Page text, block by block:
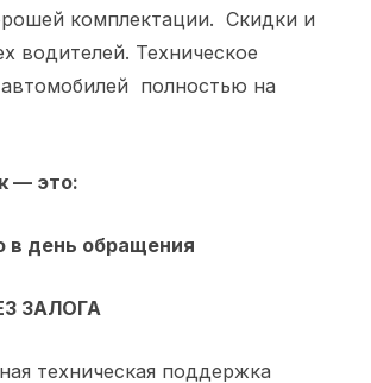
комплектации. Скидки и
водителей. Техническое
полностью на
— это:
в день обращения
ЗАЛОГА
техническая поддержка